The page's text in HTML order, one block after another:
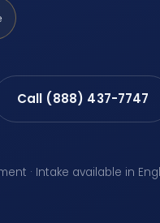
Call (888) 437-7747
· Intake available in